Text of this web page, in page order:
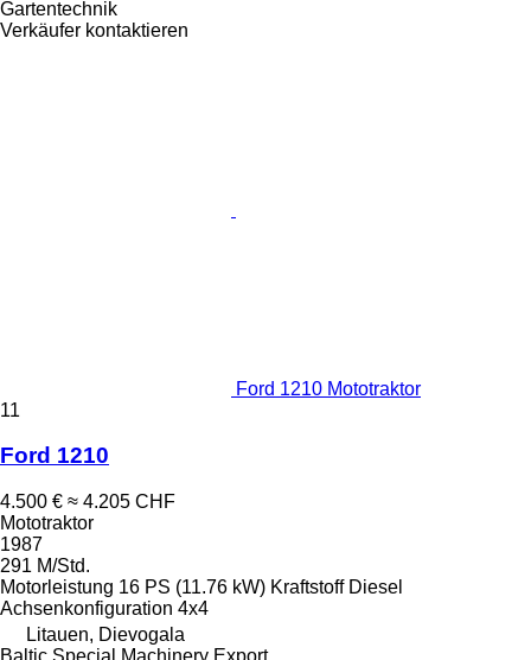
Gartentechnik
Verkäufer kontaktieren
Ford 1210 Mototraktor
11
Ford 1210
4.500 € ≈ 4.205 CHF
Mototraktor
1987
291 M/Std.
Motorleistung 16 PS (11.76 kW) Kraftstoff Diesel
Achsenkonfiguration 4x4
Litauen, Dievogala
Baltic Special Machinery Export